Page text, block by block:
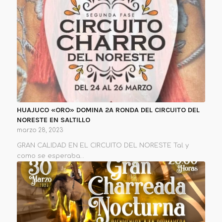
HUAJUCO «ORO» DOMINA 2A RONDA DEL CIRCUITO DEL
NORESTE EN SALTILLO
marzo 28, 2023
GRAN CALIDAD EN EL CIRCUITO DEL NORESTE Tal y
como se esperaba…